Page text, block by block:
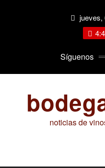
jueves,
Síguenos
noticias de